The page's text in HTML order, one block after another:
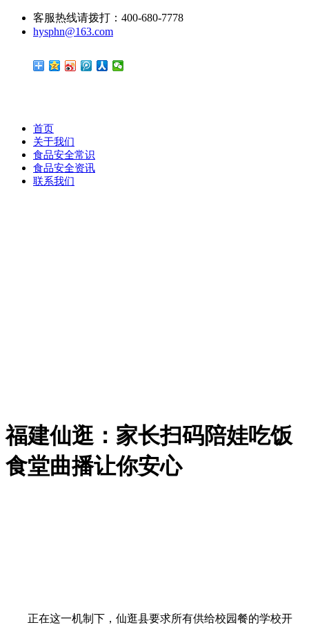
客服热线请拨打：400-680-7778
hysphn@163.com
首页
关于我们
食品安全常识
食品安全资讯
联系我们
福建仙逛：家长扫码陪娃吃饭
食堂曲播让你安心
正在这一机制下，仙逛县要求所有供给校园餐的学校开